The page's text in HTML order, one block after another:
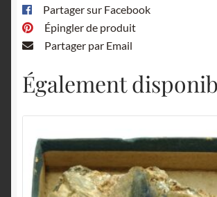
Partager sur Facebook
Épingler de produit
Partager par Email
Également